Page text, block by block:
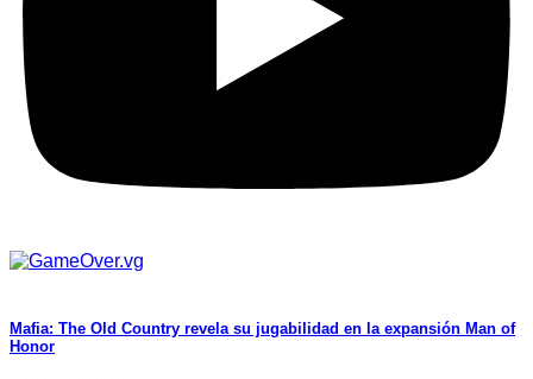
Mafia: The Old Country revela su jugabilidad en la expansión Man of
Honor